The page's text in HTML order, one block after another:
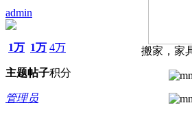
admin
1万
主题
1万
帖子
4万
积分
管理员
搬家，家